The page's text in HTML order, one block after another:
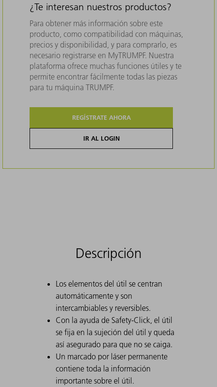
¿Te interesan nuestros productos?
Para obtener más información sobre este
producto, como compatibilidad con máquinas,
precios y disponibilidad, y para comprarlo, es
necesario registrarse en MyTRUMPF. Nuestra
plataforma ofrece muchas funciones útiles y te
permite encontrar fácilmente todas las piezas
para tu máquina TRUMPF.
REGÍSTRATE AHORA
IR AL LOGIN
Descripción
Los elementos del útil se centran
automáticamente y son
intercambiables y reversibles.
Con la ayuda de Safety-Click, el útil
se fija en la sujeción del útil y queda
así asegurado para que no se caiga.
Un marcado por láser permanente
contiene toda la información
importante sobre el útil.